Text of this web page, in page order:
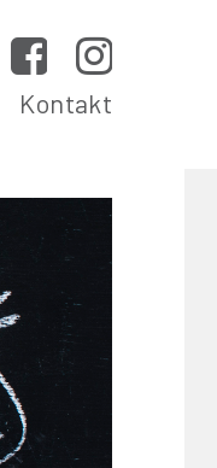
Facebook
Kontakt